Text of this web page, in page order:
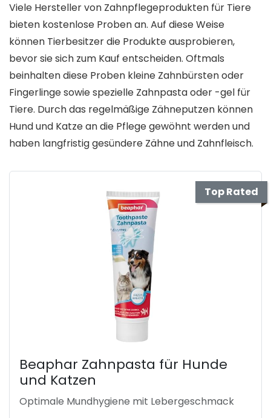
Viele Hersteller von Zahnpflegeprodukten für Tiere
bieten kostenlose Proben an. Auf diese Weise
können Tierbesitzer die Produkte ausprobieren,
bevor sie sich zum Kauf entscheiden. Oftmals
beinhalten diese Proben kleine Zahnbürsten oder
Fingerlinge sowie spezielle Zahnpasta oder -gel für
Tiere. Durch das regelmäßige Zähneputzen können
Hund und Katze an die Pflege gewöhnt werden und
haben langfristig gesündere Zähne und Zahnfleisch.
Top Rated
Beaphar Zahnpasta für Hunde
und Katzen
Optimale Mundhygiene mit Lebergeschmack